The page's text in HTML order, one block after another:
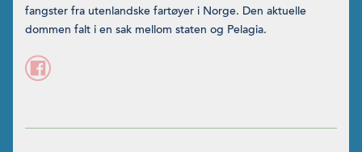
fangster fra utenlandske fartøyer i Norge. Den aktuelle
dommen falt i en sak mellom staten og Pelagia.